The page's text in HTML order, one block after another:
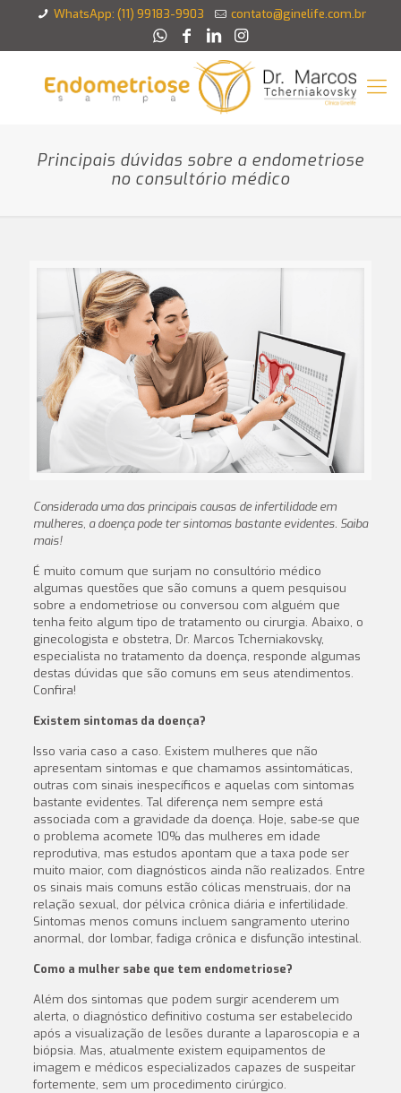
WhatsApp: (11) 99183-9903 contato@ginelife.com.br
Principais dúvidas sobre a endometriose
no consultório médico
Considerada uma das principais causas de infertilidade em
mulheres, a doença pode ter sintomas bastante evidentes. Saiba
mais!
É muito comum que surjam no consultório médico
algumas questões que são comuns a quem pesquisou
sobre a endometriose ou conversou com alguém que
tenha feito algum tipo de tratamento ou cirurgia. Abaixo, o
ginecologista e obstetra, Dr. Marcos Tcherniakovsky,
especialista no tratamento da doença, responde algumas
destas dúvidas que são comuns em seus atendimentos.
Confira!
Existem sintomas da doença?
Isso varia caso a caso. Existem mulheres que não
apresentam sintomas e que chamamos assintomáticas,
outras com sinais inespecíficos e aquelas com sintomas
bastante evidentes. Tal diferença nem sempre está
associada com a gravidade da doença. Hoje, sabe-se que
o problema acomete 10% das mulheres em idade
reprodutiva, mas estudos apontam que a taxa pode ser
muito maior, com diagnósticos ainda não realizados. Entre
os sinais mais comuns estão cólicas menstruais, dor na
relação sexual, dor pélvica crônica diária e infertilidade.
Sintomas menos comuns incluem sangramento uterino
anormal, dor lombar, fadiga crônica e disfunção intestinal.
Como a mulher sabe que tem endometriose?
Além dos sintomas que podem surgir acenderem um
alerta, o diagnóstico definitivo costuma ser estabelecido
após a visualização de lesões durante a laparoscopia e a
biópsia. Mas, atualmente existem equipamentos de
imagem e médicos especializados capazes de suspeitar
fortemente, sem um procedimento cirúrgico.